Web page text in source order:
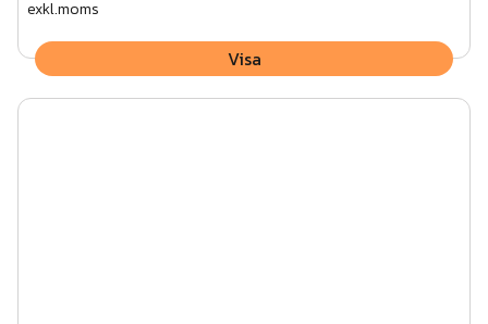
exkl.moms
Visa